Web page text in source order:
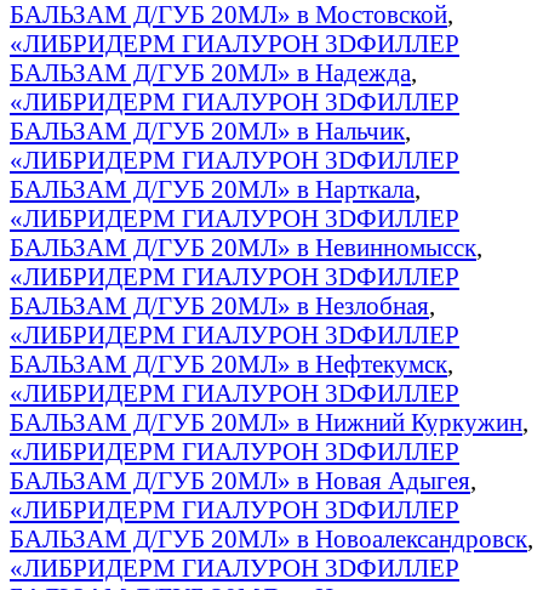
БАЛЬЗАМ Д/ГУБ 20МЛ» в Мостовской,
«ЛИБРИДЕРМ ГИАЛУРОН 3DФИЛЛЕР
БАЛЬЗАМ Д/ГУБ 20МЛ» в Надежда,
«ЛИБРИДЕРМ ГИАЛУРОН 3DФИЛЛЕР
БАЛЬЗАМ Д/ГУБ 20МЛ» в Нальчик,
«ЛИБРИДЕРМ ГИАЛУРОН 3DФИЛЛЕР
БАЛЬЗАМ Д/ГУБ 20МЛ» в Нарткала,
«ЛИБРИДЕРМ ГИАЛУРОН 3DФИЛЛЕР
БАЛЬЗАМ Д/ГУБ 20МЛ» в Невинномысск,
«ЛИБРИДЕРМ ГИАЛУРОН 3DФИЛЛЕР
БАЛЬЗАМ Д/ГУБ 20МЛ» в Незлобная,
«ЛИБРИДЕРМ ГИАЛУРОН 3DФИЛЛЕР
БАЛЬЗАМ Д/ГУБ 20МЛ» в Нефтекумск,
«ЛИБРИДЕРМ ГИАЛУРОН 3DФИЛЛЕР
БАЛЬЗАМ Д/ГУБ 20МЛ» в Нижний Куркужин,
«ЛИБРИДЕРМ ГИАЛУРОН 3DФИЛЛЕР
БАЛЬЗАМ Д/ГУБ 20МЛ» в Новая Адыгея,
«ЛИБРИДЕРМ ГИАЛУРОН 3DФИЛЛЕР
БАЛЬЗАМ Д/ГУБ 20МЛ» в Новоалександровск,
«ЛИБРИДЕРМ ГИАЛУРОН 3DФИЛЛЕР